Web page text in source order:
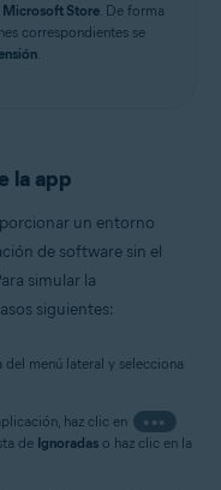
Microsoft Store. De forma
correspondientes se
.
la app
un entorno
de software sin el
simular la
siguientes:
menú lateral y selecciona
haz clic en
•••
de Ignoradas o haz clic en la